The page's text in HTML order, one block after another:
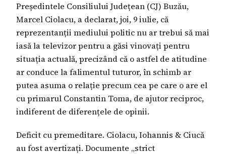
credibilitatea informațiilor.
Președintele Consiliului Județean (CJ) Buzău,
Marcel Ciolacu, a declarat, joi, 9 iulie, că
reprezentanții mediului politic nu ar trebui să mai
iasă la televizor pentru a găsi vinovați pentru
situația actuală, precizând că o astfel de atitudine
ar conduce la falimentul tuturor, în schimb ar
putea asuma o relație precum cea pe care o are el
cu primarul Constantin Toma, de ajutor reciproc,
indiferent de diferențele de opinii.
Deficit cu premeditare. Ciolacu, Iohannis & Ciucă
au fost avertizați. Documente „strict